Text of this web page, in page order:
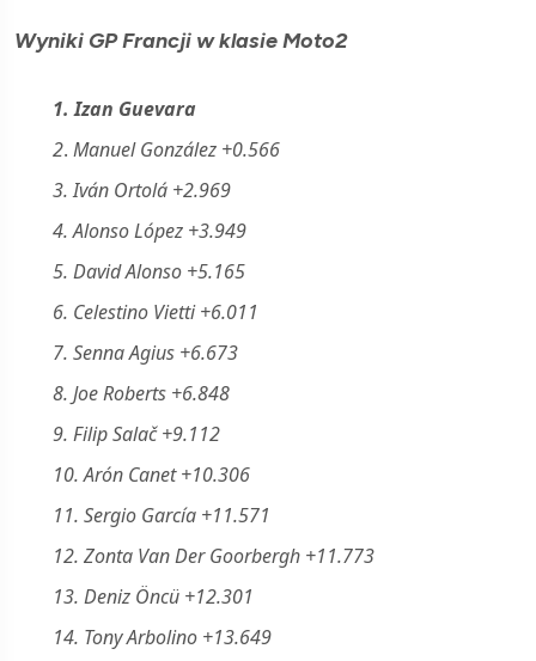
Wyniki GP Francji w klasie Moto2
1. Izan Guevara
2. Manuel González +0.566
3. Iván Ortolá +2.969
4. Alonso López +3.949
5. David Alonso +5.165
6. Celestino Vietti +6.011
7. Senna Agius +6.673
8. Joe Roberts +6.848
9. Filip Salač +9.112
10. Arón Canet +10.306
11. Sergio García +11.571
12. Zonta Van Der Goorbergh +11.773
13. Deniz Öncü +12.301
14. Tony Arbolino +13.649